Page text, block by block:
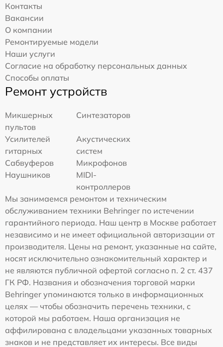
Контакты
Вакансии
О компании
Ремонтируемые модели
Наши услуги
Согласие на обработку персональных данных
Способы оплаты
Ремонт устройств
Микшерных
пультов
Синтезаторов
Усилителей
гитарных
Акустических
систем
Сабвуферов
Микрофонов
Наушников
MIDI-
контроллеров
Мы занимаемся ремонтом и техническим
обслуживанием техники Behringer по истечении
гарантийного периода. Наш центр в Москве работает
независимо и не имеет официальной авторизации от
производителя. Цены на ремонт, указанные на сайте,
носят исключительно ознакомительный характер и
не являются публичной офертой согласно п. 2 ст. 437
ГК РФ. Названия и обозначения торговой марки
Behringer упоминаются только в информационных
целях — чтобы обозначить перечень техники, с
которой мы работаем. Наша организация не
аффилирована с владельцами указанных товарных
знаков и не представляет их интересы. Все виды